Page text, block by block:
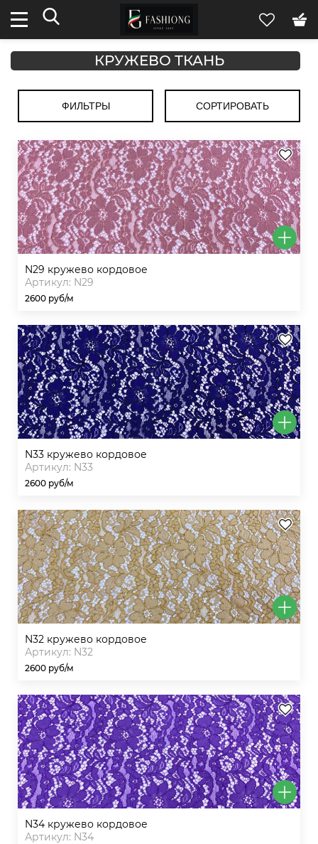
КРУЖЕВО ТКАНЬ
ФИЛЬТРЫ СОРТИРОВАТЬ
n29 кружево кордовое
Артикул: N29
2600 руб/м
n33 кружево кордовое
Артикул: N33
2600 руб/м
n32 кружево кордовое
Артикул: N32
2600 руб/м
n34 кружево кордовое
Артикул: N34